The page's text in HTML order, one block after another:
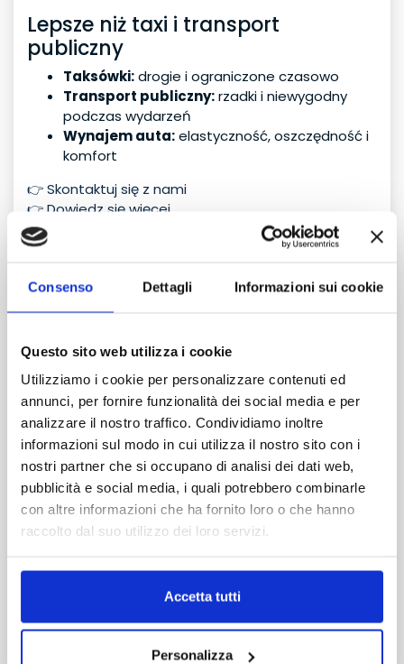
Consenso Dettagli Informazioni sui cookie
Questo sito web utilizza i cookie
Utilizziamo i cookie per personalizzare contenuti ed
annunci, per fornire funzionalità dei social media e per
analizzare il nostro traffico. Condividiamo inoltre
informazioni sul modo in cui utilizza il nostro sito con i
nostri partner che si occupano di analisi dei dati web,
pubblicità e social media, i quali potrebbero combinarle
con altre informazioni che ha fornito loro o che hanno
raccolto dal suo utilizzo dei loro servizi.
Accetta tutti
Personalizza
Lepsze niż taxi i transport
publiczny
Taksówki:drogie i ograniczone czasowo
Transport publiczny:rzadki i niewygodny
podczas wydarzeń
Wynajem auta:elastyczność, oszczędność i
komfort
👉 Skontaktuj się z nami
👉 Dowiedz się więcej
Usługa wynajmu samochodów
typu podróżnika:
Samochody kompaktowe, ekonomiczne i łatwe do
parkowania.
Dla rodzin
Pojazdy przestronne i komfortowe na podróże bez
stresu.
Dla grup
Minivany i dedykowane rozwiązania dla wspólnego
Usługi w cenie
Indywidualny odbiór i zwrot
Dedykowane wsparcie
Lokalna pomoc